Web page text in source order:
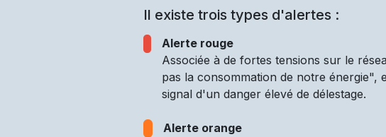
Il existe trois types d'alertes :
Alerte rouge
Associée à de fortes tensions sur le
pas la consommation de notre énergie",
signal d'un danger élevé de délestage.
Alerte orange